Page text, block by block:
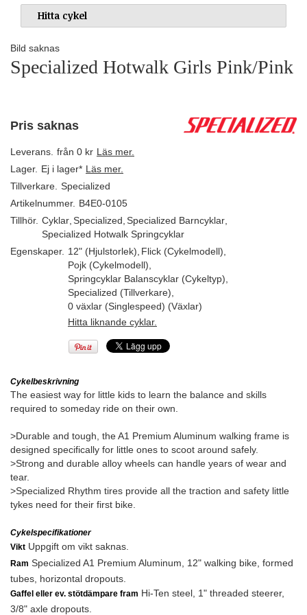
Bild saknas
Specialized Hotwalk Girls Pink/Pink
Pris saknas
Leverans. från 0 kr Läs mer.
Lager. Ej i lager* Läs mer.
Tillverkare. Specialized
Artikelnummer. B4E0-0105
Tillhör. Cyklar Specialized Specialized Barncyklar
Specialized Hotwalk Springcyklar
Egenskaper. 12" (Hjulstorlek) Flick (Cykelmodell)
Pojk (Cykelmodell)
Springcyklar Balanscyklar (Cykeltyp)
Specialized (Tillverkare)
0 växlar (Singlespeed) (Växlar)
Hitta liknande cyklar.
Cykelbeskrivning
The easiest way for little kids to learn the balance and skills
required to someday ride on their own.
>Durable and tough, the A1 Premium Aluminum walking frame is
designed specifically for little ones to scoot around safely.
>Strong and durable alloy wheels can handle years of wear and
tear.
>Specialized Rhythm tires provide all the traction and safety little
tykes need for their first bike.
Cykelspecifikationer
Vikt Uppgift om vikt saknas.
Ram Specialized A1 Premium Aluminum, 12" walking bike, formed
tubes, horizontal dropouts.
Gaffel eller ev. stötdämpare fram Hi-Ten steel, 1" threaded steerer,
3/8" axle dropouts.